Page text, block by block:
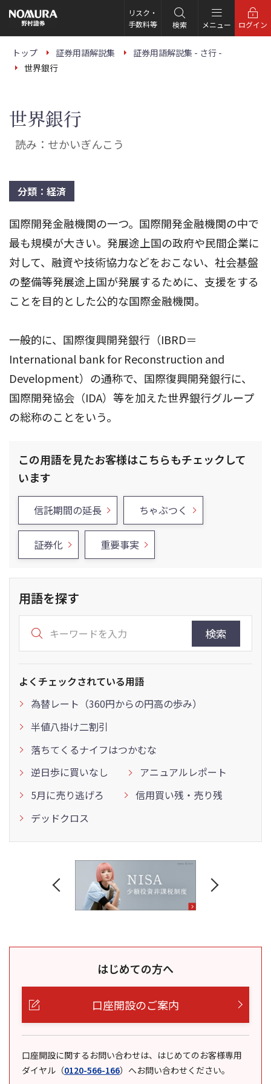
の
ー
リスク・
手数料等
検索 メニュー ログイン
トップ 証券用語解説集
証券用語解説集 - さ行 -
世界銀行
世界銀行
読み：せかいぎんこう
分類：経済
国際開発金融機関の一つ。国際開発金融機関の中で
最も規模が大きい。発展途上国の政府や民間企業に
対して、融資や技術協力などをおこない、社会基盤
の整備等発展途上国が発展するために、支援をする
ことを目的とした公的な国際金融機関。
一般的に、国際復興開発銀行（IBRD＝
International bank for Reconstruction and
Development）の通称で、国際復興開発銀行に、
国際開発協会（IDA）等を加えた世界銀行グループ
の総称のことをいう。
この用語を見たお客様はこちらもチェックして
います
信託期間の延長 ちゃぶつく
証券化 重要事実
用語を探す
検索
よくチェックされている用語
為替レート（360円からの円高の歩み）
半値八掛け二割引
落ちてくるナイフはつかむな
逆日歩に買いなし
アニュアルレポート
5月に売り逃げろ
信用買い残・売り残
デッドクロス
はじめての方へ
口座開設のご案内
口座開設に関するお問い合わせは、はじめてのお客様専用
ダイヤル （0120-566-166） へお問い合わせください。